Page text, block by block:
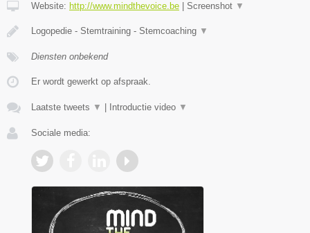
Website: http://www.mindthevoice.be Screenshot ▼
Logopedie - Stemtraining - Stemcoaching ▼
Diensten onbekend
Er wordt gewerkt op afspraak.
Laatste tweets ▼ Introductie video ▼
Sociale media: